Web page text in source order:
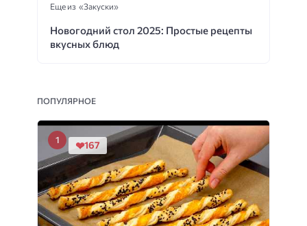
Еще из «Закуски»
Новогодний стол 2025: Простые рецепты
вкусных блюд
ПОПУЛЯРНОЕ
167